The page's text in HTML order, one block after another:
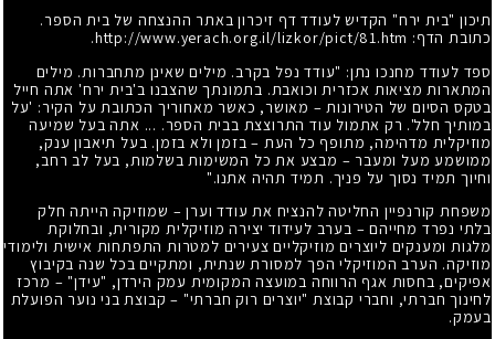
תיכון "בית ירח" הקדיש לעודד דף זיכרון באתר ההנצחה של בית הספר.
כתובת הדף: http://www.yerach.org.il/lizkor/pict/81.htm.
ספד לעודד מחנכו נתן: "עודד נפל בקרב. מילים שאינן מתחברות. מילים
המתארות מציאות אכזרית וכואבת. בתמונתך שהצבנו ב'בית ירח' אתה חייל
בטקס הסיום של הטירונות – מאושר, כאשר מאחוריך הכתובת על הקיר: 'על
במותיך חלל'. רק אתמול עוד התרוצצת בבית הספר. ... אתה בעל שמיעה
מוזיקלית מדהימה, מתופף כל העת – בזמן ולא בזמן. בעל תיאבון ענק,
ממושמע מעל ומעבר – מבצע את כל המשימות בשלמות, בעל לב רחב,
וחיוך תמיד נסוך על פניך. תמיד תהיה אתנו."
משפחת קורנפיין החליטה להנציח את עודד וערן – שמוזיקה הייתה חלק
בלתי נפרד מחייהם – בערב לעידוד יצירה מוזיקלית מקורית, ובחלוקת
מלגות ומענקים ליוצרים מוזיקליים צעירים למטרות התפתחות אישית ולימודי
מוזיקה. הערב המוזיקלי הפך למסורת שנתית, ומתקיים בכל שנה בקיבוץ
אפיקים, בחסות אגף הרווחה במועצה המקומית עמק הירדן, "עידן" – מרכז
לחינוך חברתי, וחברי קבוצת "יוצרים רוק חברתי" – קבוצת בני נוער הפועלת
בעמק.